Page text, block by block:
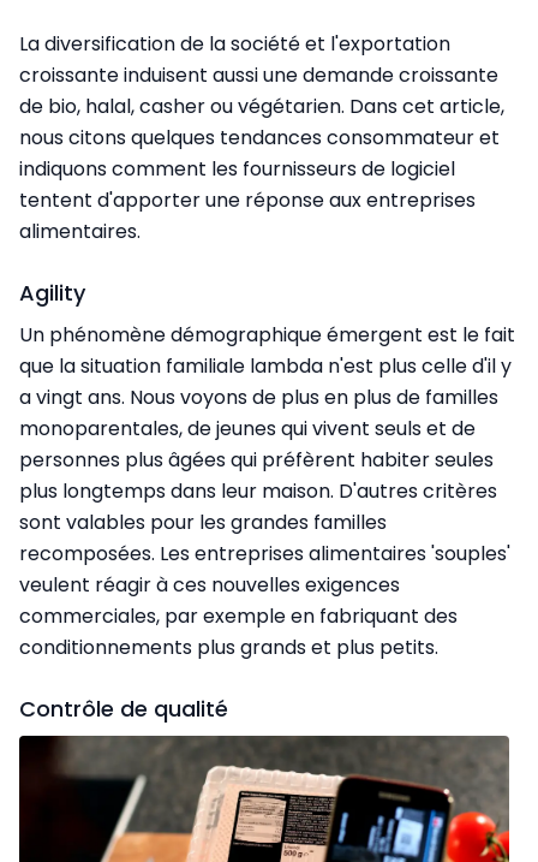
La diversification de la société et l'exportation
croissante induisent aussi une demande croissante
de bio, halal, casher ou végétarien. Dans cet article,
nous citons quelques tendances consommateur et
indiquons comment les fournisseurs de logiciel
tentent d'apporter une réponse aux entreprises
alimentaires.
Agility
Un phénomène démographique émergent est le fait
que la situation familiale lambda n'est plus celle d'il y
a vingt ans. Nous voyons de plus en plus de familles
monoparentales, de jeunes qui vivent seuls et de
personnes plus âgées qui préfèrent habiter seules
plus longtemps dans leur maison. D'autres critères
sont valables pour les grandes familles
recomposées. Les entreprises alimentaires 'souples'
veulent réagir à ces nouvelles exigences
commerciales, par exemple en fabriquant des
conditionnements plus grands et plus petits.
Contrôle de qualité